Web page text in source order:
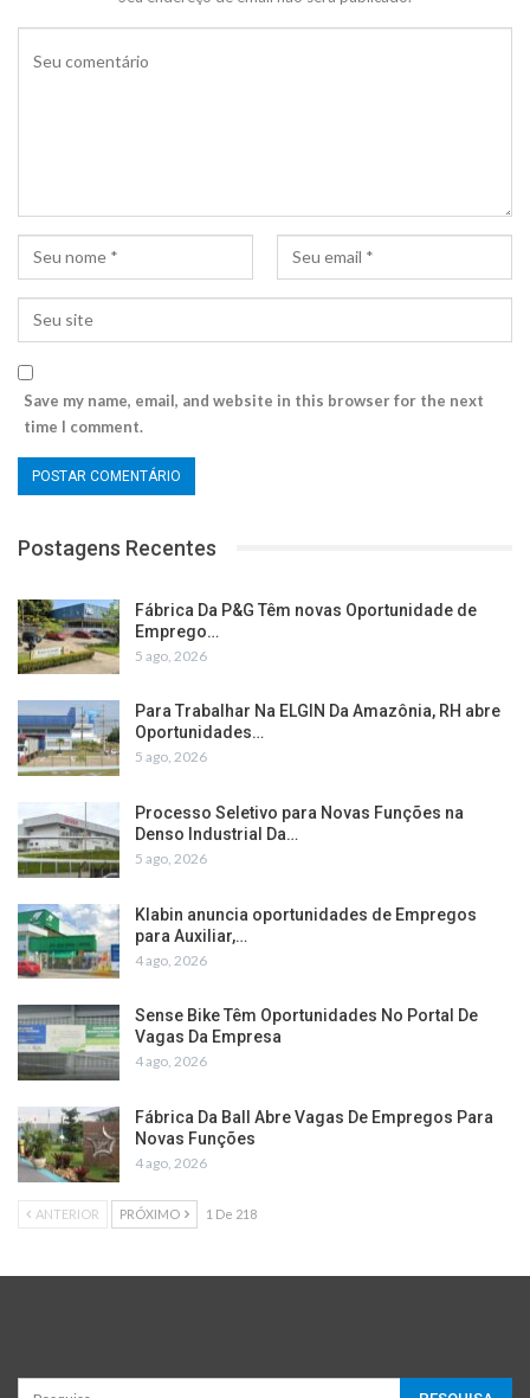
Save my name, email, and website in this browser for the next
time I comment.
Postagens Recentes
Fábrica Da P&G Têm novas Oportunidade de
Emprego…
5 ago, 2026
Para Trabalhar Na ELGIN Da Amazônia, RH abre
Oportunidades…
5 ago, 2026
Processo Seletivo para Novas Funções na
Denso Industrial Da…
5 ago, 2026
Klabin anuncia oportunidades de Empregos
para Auxiliar,…
4 ago, 2026
Sense Bike Têm Oportunidades No Portal De
Vagas Da Empresa
4 ago, 2026
Fábrica Da Ball Abre Vagas De Empregos Para
Novas Funções
4 ago, 2026
ANTERIOR PRÓXIMO 1 De 218